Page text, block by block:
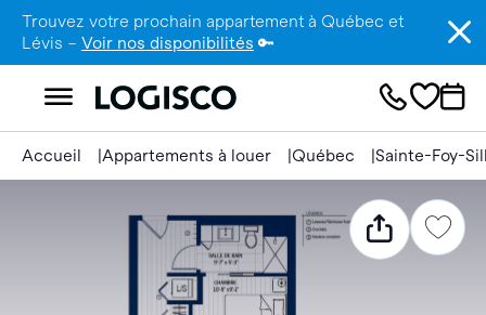
Trouvez votre prochain appartement à Québec et
Lévis – Voir nos disponibilités 🔑
Accueil Appartements à louer Québec Sainte-Foy-